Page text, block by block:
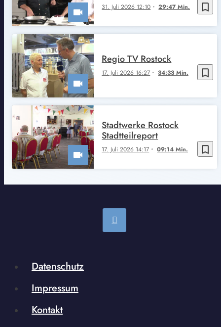
bookmark_border
31. Juli 2026 12:10 29:47 Min.
bookmark_border
17. Juli 2026 16:27 34:33 Min.
Regio TV Rostock
bookmark_border
17. Juli 2026 14:17 09:14 Min.
Stadtwerke Rostock
Stadtteilreport
Datenschutz
Impressum
Kontakt